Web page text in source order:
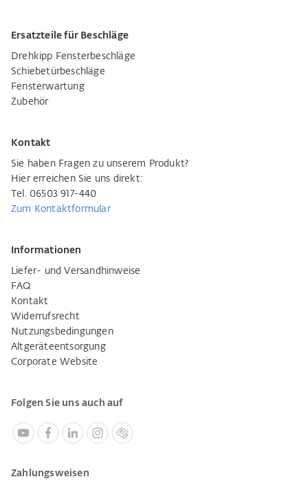
Ersatzteile für Beschläge
Drehkipp Fensterbeschläge
Schiebetürbeschläge
Fensterwartung
Zubehör
Kontakt
Sie haben Fragen zu unserem Produkt?
Hier erreichen Sie uns direkt:
Tel. 06503 917-440
Zum Kontaktformular
Informationen
Liefer- und Versandhinweise
FAQ
Kontakt
Widerrufsrecht
Nutzungsbedingungen
Altgeräteentsorgung
Corporate Website
Folgen Sie uns auch auf
Zahlungsweisen